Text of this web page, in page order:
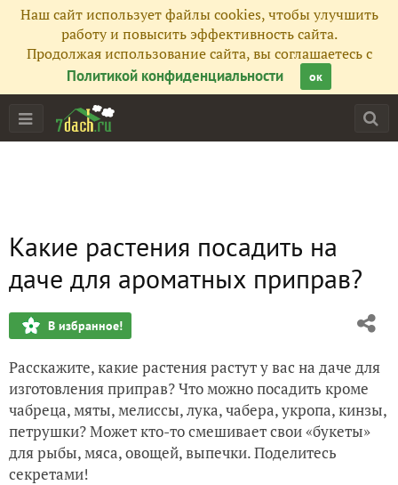
Наш сайт использует файлы cookies, чтобы улучшить
работу и повысить эффективность сайта.
Продолжая использование сайта, вы соглашаетесь с
Политикой конфиденциальности
ок
Какие растения посадить на
даче для ароматных приправ?
В избранное!
Расскажите, какие растения растут у вас на даче для
изготовления приправ? Что можно посадить кроме
чабреца, мяты, мелиссы, лука, чабера, укропа, кинзы,
петрушки? Может кто-то смешивает свои «букеты»
для рыбы, мяса, овощей, выпечки. Поделитесь
секретами!